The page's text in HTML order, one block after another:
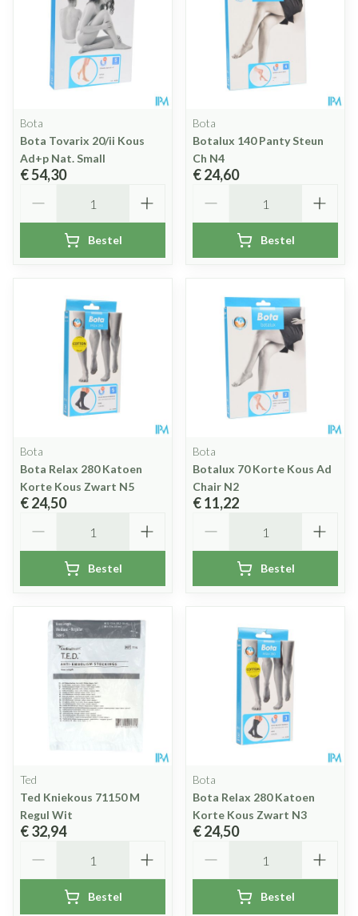
Bota
Bota Tovarix 20/ii Kous
Ad+p Nat. Small
€ 54,30
Bestel
Bota
Botalux 140 Panty Steun
Ch N4
€ 24,60
Bestel
Bota
Bota Relax 280 Katoen
Korte Kous Zwart N5
€ 24,50
Bestel
Bota
Botalux 70 Korte Kous Ad
Chair N2
€ 11,22
Bestel
Ted
Ted Kniekous 71150 M
Regul Wit
€ 32,94
Bestel
Bota
Bota Relax 280 Katoen
Korte Kous Zwart N3
€ 24,50
Bestel